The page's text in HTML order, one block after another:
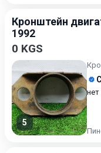
Кронштейн
1992
0 KGS
5